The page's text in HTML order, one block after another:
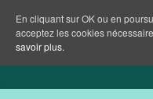
En cliquant sur OK ou en
acceptez les cookies
savoir plus.